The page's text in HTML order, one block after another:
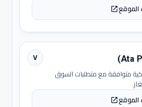
الموقعopen_in_new
٧
متوافقة مع متطلبات السوق
الموقعopen_in_new